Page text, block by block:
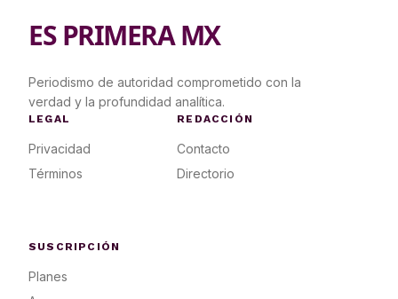
ES PRIMERA MX
Periodismo de autoridad comprometido con la
verdad y la profundidad analítica.
LEGAL
Privacidad
Términos
REDACCIÓN
Contacto
Directorio
SUSCRIPCIÓN
Planes